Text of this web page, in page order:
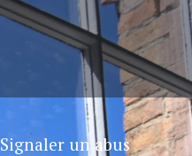
Signaler un abus